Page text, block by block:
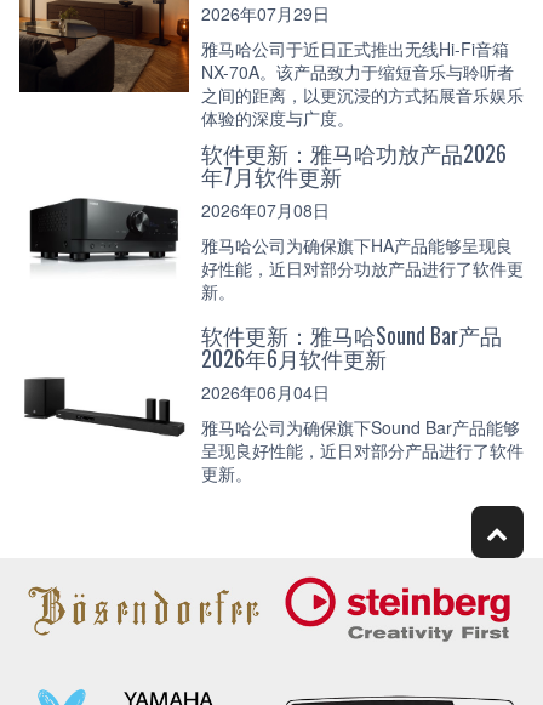
2026年07月29日
雅马哈公司于近日正式推出无线Hi-Fi音箱
NX-70A。该产品致力于缩短音乐与聆听者
之间的距离，以更沉浸的方式拓展音乐娱乐
体验的深度与广度。
软件更新：雅马哈功放产品2026
年7月软件更新
2026年07月08日
雅马哈公司为确保旗下HA产品能够呈现良
好性能，近日对部分功放产品进行了软件更
新。
软件更新：雅马哈Sound Bar产品
2026年6月软件更新
2026年06月04日
雅马哈公司为确保旗下Sound Bar产品能够
呈现良好性能，近日对部分产品进行了软件
更新。